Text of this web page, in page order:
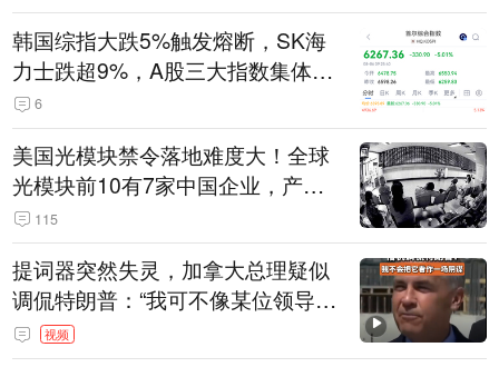
韩国综指大跌5%触发熔断，SK海
力士跌超9%，A股三大指数集体低
开 6
美国光模块禁令落地难度大！全球
光模块前10有7家中国企业，产业
界人士：想“脱钩”并不容易
115
提词器突然失灵，加拿大总理疑似
调侃特朗普：“我可不像某位领导
人，把这当成一场阴谋”，全场哄笑
视频